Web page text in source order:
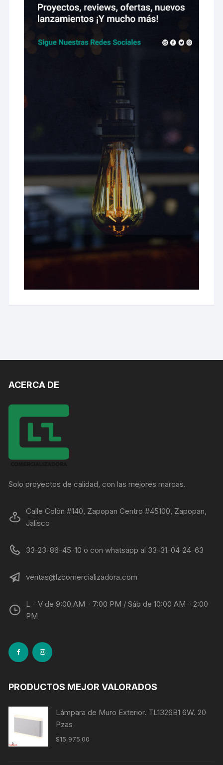
ACERCA DE
Solo proyectos de calidad, con las mejores marcas.
Calle Colón #140, Zapopan Centro #45100, Zapopan,
Jalisco
33-23-86-45-10 o con whatsapp al 33-31-04-24-63
ventas@lzcomercializadora.com
L - V de 9:00 AM - 7:00 PM / Sáb de 10:00 AM - 2:00
PM
PRODUCTOS MEJOR VALORADOS
Lámpara de Muro Exterior. TL1326B1 6W. 20
Pzas
$15,975.00